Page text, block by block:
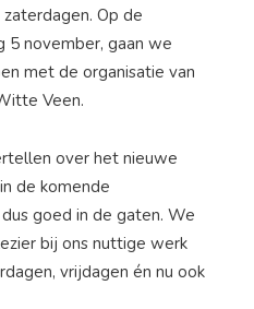
Op de
5 november, gaan we
met de organisatie van
Veen.
over het nieuwe
de komende
goed in de gaten. We
bij ons nuttige werk
vrijdagen én nu ook